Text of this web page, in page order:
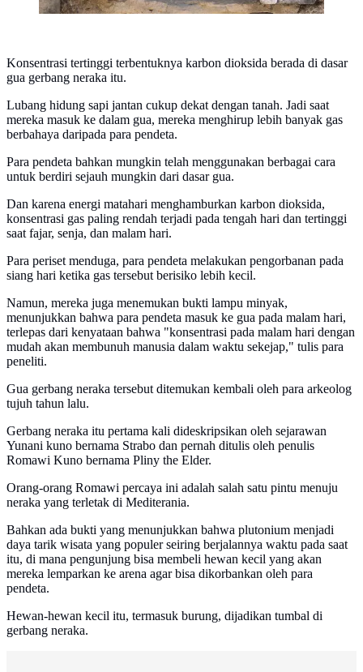
Konsentrasi tertinggi terbentuknya karbon dioksida berada di dasar
gua gerbang neraka itu.
Lubang hidung sapi jantan cukup dekat dengan tanah. Jadi saat
mereka masuk ke dalam gua, mereka menghirup lebih banyak gas
berbahaya daripada para pendeta.
Para pendeta bahkan mungkin telah menggunakan berbagai cara
untuk berdiri sejauh mungkin dari dasar gua.
Dan karena energi matahari menghamburkan karbon dioksida,
konsentrasi gas paling rendah terjadi pada tengah hari dan tertinggi
saat fajar, senja, dan malam hari.
Para periset menduga, para pendeta melakukan pengorbanan pada
siang hari ketika gas tersebut berisiko lebih kecil.
Namun, mereka juga menemukan bukti lampu minyak,
menunjukkan bahwa para pendeta masuk ke gua pada malam hari,
terlepas dari kenyataan bahwa "konsentrasi pada malam hari dengan
mudah akan membunuh manusia dalam waktu sekejap," tulis para
peneliti.
Gua gerbang neraka tersebut ditemukan kembali oleh para arkeolog
tujuh tahun lalu.
Gerbang neraka itu pertama kali dideskripsikan oleh sejarawan
Yunani kuno bernama Strabo dan pernah ditulis oleh penulis
Romawi Kuno bernama Pliny the Elder.
Orang-orang Romawi percaya ini adalah salah satu pintu menuju
neraka yang terletak di Mediterania.
Bahkan ada bukti yang menunjukkan bahwa plutonium menjadi
daya tarik wisata yang populer seiring berjalannya waktu pada saat
itu, di mana pengunjung bisa membeli hewan kecil yang akan
mereka lemparkan ke arena agar bisa dikorbankan oleh para
pendeta.
Hewan-hewan kecil itu, termasuk burung, dijadikan tumbal di
gerbang neraka.